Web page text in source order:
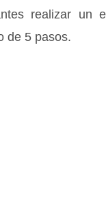
realizar un
de 5 pasos.